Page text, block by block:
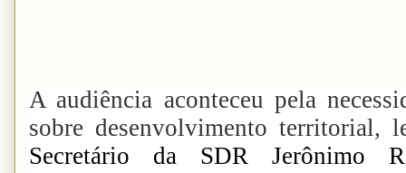
A audiência aconteceu pela
sobre desenvolvimento territorial,
Secretário da SDR Jerônimo